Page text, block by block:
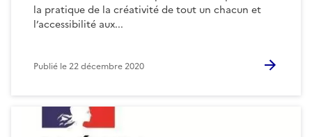
la pratique de la créativité de tout un chacun et
l’accessibilité aux...
Publié le22 décembre 2020